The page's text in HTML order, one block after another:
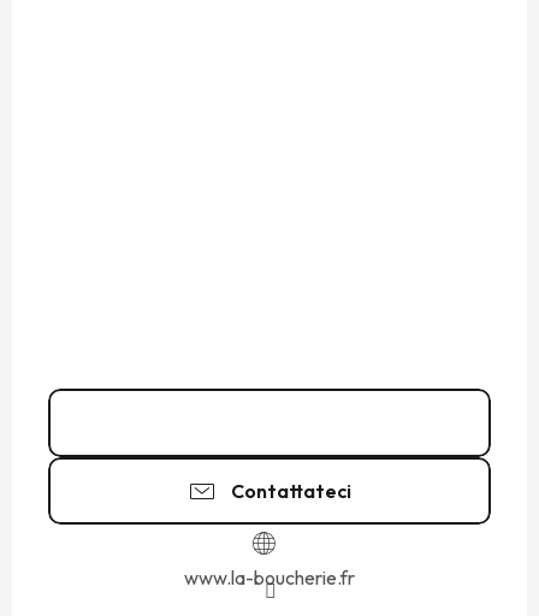
Contattateci
www.la-boucherie.fr